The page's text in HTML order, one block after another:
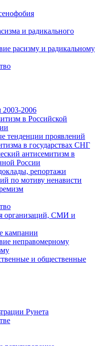
и радикального
расизму и радикальному
2006
в Российской
тенденции проявлений
в государствах СНГ
антисемитизм в
России
репортажи
по мотиву ненависти
организаций, СМИ и
кампании
неправомерному
и общественные
Рунета